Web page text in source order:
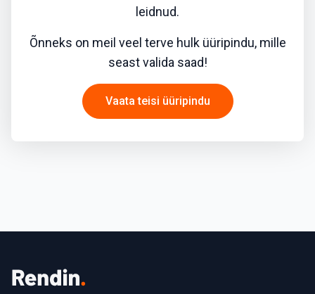
leidnud.
Õnneks on meil veel terve hulk üüripindu, mille
seast valida saad!
Vaata teisi üüripindu